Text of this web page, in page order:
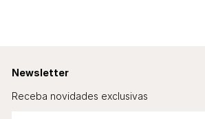
Newsletter
Receba novidades exclusivas